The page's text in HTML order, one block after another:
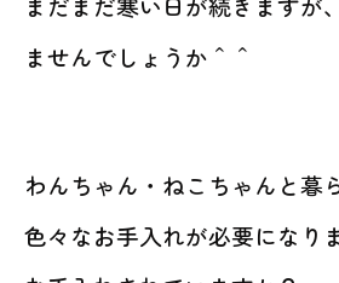
ませんでしょうか＾＾
わんちゃん・ねこちゃんと暮
色々なお手入れが必要になり